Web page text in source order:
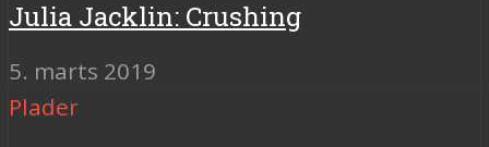
Julia Jacklin: Crushing
5. marts 2019
Plader